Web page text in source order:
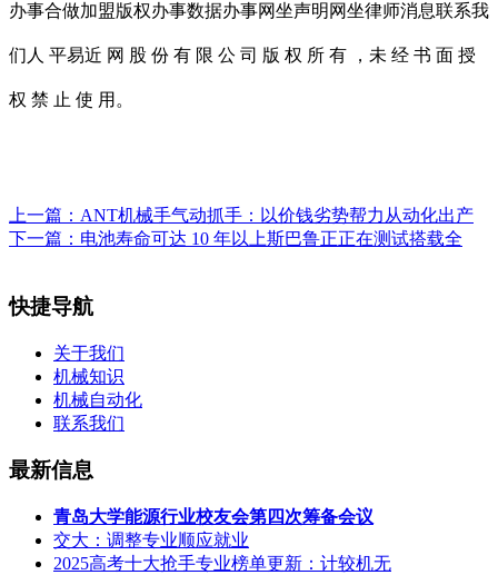
办事合做加盟版权办事数据办事网坐声明网坐律师消息联系我
们人 平易近 网 股 份 有 限 公 司 版 权 所 有 ，未 经 书 面 授
权 禁 止 使 用。
上一篇： ANT机械手气动抓手：以价钱劣势帮力从动化出产
下一篇： 电池寿命可达 10 年以上斯巴鲁正正在测试搭载全
快捷导航
关于我们
机械知识
机械自动化
联系我们
最新信息
青岛大学能源行业校友会第四次筹备会议
交大：调整专业顺应就业
2025高考十大抢手专业榜单更新：计较机无